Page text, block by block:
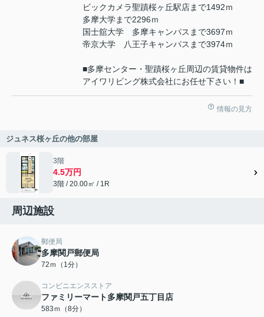
ビックカメラ聖蹟桜ヶ丘駅店まで1492ｍ
多摩大学まで2296ｍ
国士舘大学 多摩キャンパスまで3697ｍ
帝京大学 八王子キャンパスまで3974ｍ
■多摩センター・聖蹟桜ヶ丘周辺の賃貸物件は
アイワリビング株式会社にお任せ下さい！■
情報の見方
ジュネス桜ヶ丘の他の部屋
3階
4.5万円
3階 / 20.00㎡ / 1R
周辺施設
郵便局
多摩関戸郵便局
72ｍ（1分）
コンビニエンスストア
ファミリーマート多摩関戸五丁目店
583ｍ（8分）